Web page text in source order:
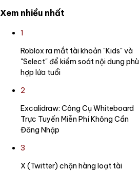
Xem nhiều nhất
1
Roblox ra mắt tài khoản "Kids" và
"Select" để kiểm soát nội dung phù
hợp lứa tuổi
2
Excalidraw: Công Cụ Whiteboard
Trực Tuyến Miễn Phí Không Cần
Đăng Nhập
3
X (Twitter) chặn hàng loạt tài